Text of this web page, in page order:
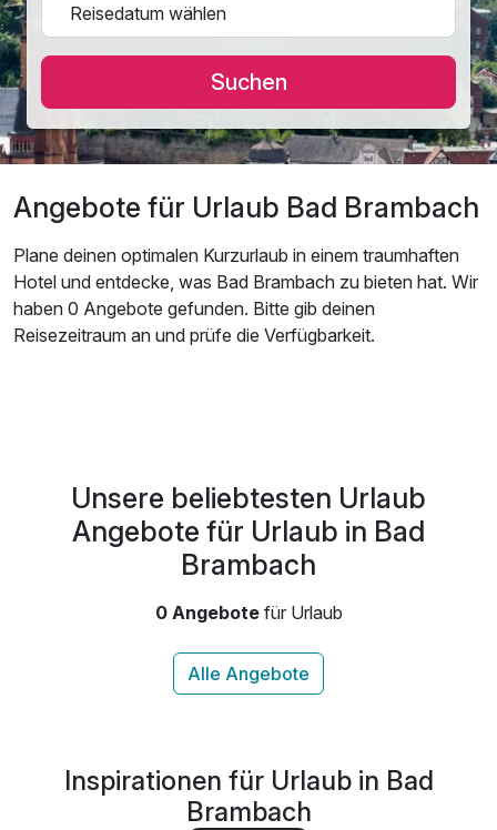
Suchen
Angebote für Urlaub Bad Brambach
Plane deinen optimalen Kurzurlaub in einem traumhaften
Hotel und entdecke, was Bad Brambach zu bieten hat. Wir
haben 0 Angebote gefunden. Bitte gib deinen
Reisezeitraum an und prüfe die Verfügbarkeit.
Unsere beliebtesten Urlaub
Angebote für Urlaub in Bad
Brambach
0 Angebotefür Urlaub
Inspirationen für Urlaub in Bad
Brambach